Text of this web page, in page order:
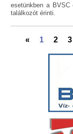
esetünkben a BVSC
találkozót érinti.
« 1 2 3